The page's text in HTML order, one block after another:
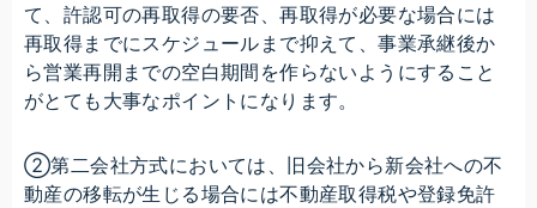
て、許認可の再取得の要否、再取得が必要な場合には
再取得までにスケジュールまで抑えて、事業承継後か
ら営業再開までの空白期間を作らないようにすること
がとても大事なポイントになります。
②第二会社方式においては、旧会社から新会社への不
動産の移転が生じる場合には不動産取得税や登録免許